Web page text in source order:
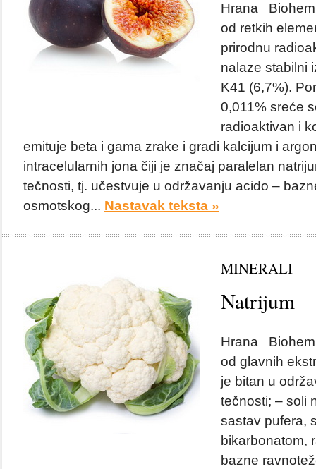
Hrana
od retkih
prirodnu
nalaze stabilni
K41 (6,7%).
0,011% sreće
radioaktivan i
emituje beta i gama zrake i gradi kalcijum i
intracelularnih jona čiji je značaj paralelan
tečnosti, tj. učestvuje u održavanju acido –
osmotskog... Nastavak teksta »
MINERALI
Natrijum
Hrana
od glavnih
je bitan u
tečnosti; – soli
sastav pufera,
bikarbonatom,
bazne